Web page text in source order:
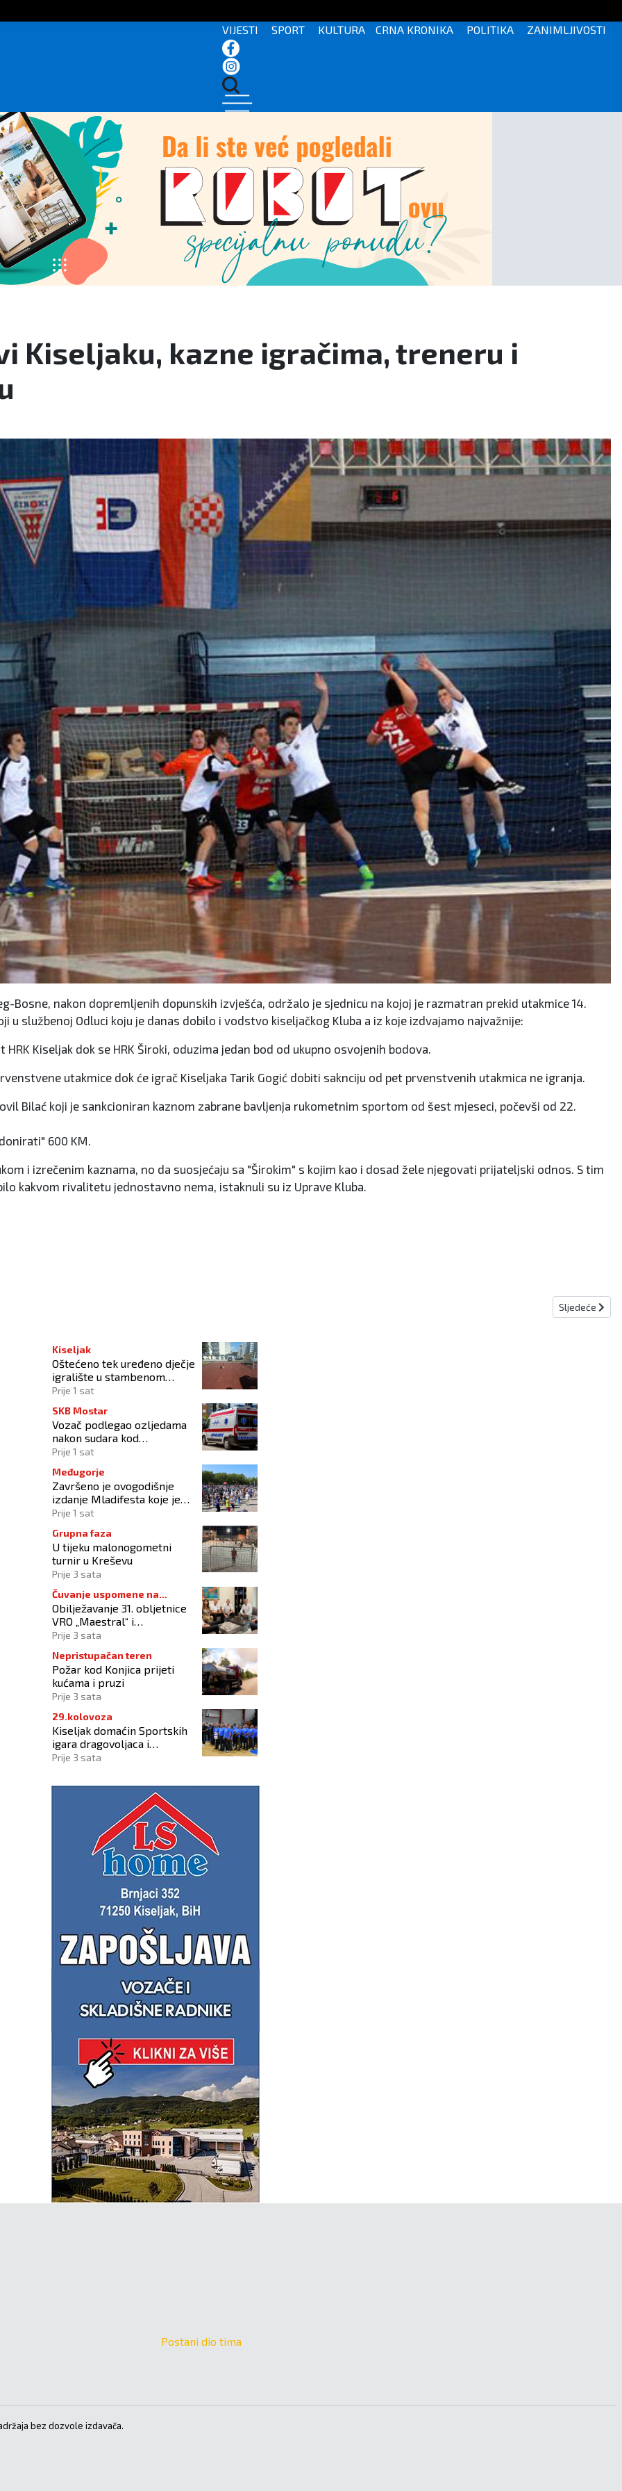
VIJESTI SPORT KULTURA CRNA KRONIKA POLITIKA ZANIMLJIVOSTI
Kiseljaku, kazne igračima, treneru i
Bosne, nakon dopremljenih dopunskih izvješća, održalo je sjednicu na kojoj je razmatran prekid utakmice 14.
u službenoj Odluci koju je danas dobilo i vodstvo kiseljačkog Kluba a iz koje izdvajamo najvažnije:
Kiseljak dok se HRK Široki, oduzima jedan bod od ukupno osvojenih bodova.
utakmice dok će igrač Kiseljaka Tarik Gogić dobiti saknciju od pet prvenstvenih utakmica ne igranja.
Bilać koji je sankcioniran kaznom zabrane bavljenja rukometnim sportom od šest mjeseci, počevši od 22.
600 KM.
i izrečenim kaznama, no da suosjećaju sa "Širokim" s kojim kao i dosad žele njegovati prijateljski odnos. S tim
kakvom rivalitetu jednostavno nema, istaknuli su iz Uprave Kluba.
Sljedeći
Sljedeće
Kiseljak
Oštećeno tek uređeno dječje
igralište u stambenom
naselju
Prije 1 sat
SKB Mostar
Vozač podlegao ozljedama
nakon sudara kod
Tomislavgrada
Prije 1 sat
Međugorje
Završeno je ovogodišnje
izdanje Mladifesta koje je
okupilo mlade iz 73 zemlje
Prije 1 sat
Grupna faza
U tijeku malonogometni
turnir u Kreševu
Prije 3 sata
Čuvanje uspomene na
branitelje
Obilježavanje 31. obljetnice
VRO „Maestral“ i
oslobođenja Jajca uz
Prije 3 sata
Nepristupačan teren
Požar kod Konjica prijeti
kućama i pruzi
Prije 3 sata
29.kolovoza
Kiseljak domaćin Sportskih
igara dragovoljaca i
veterana HVO-a ŽSB i Dana
Prije 3 sata
Postani dio tima
bez dozvole izdavača.